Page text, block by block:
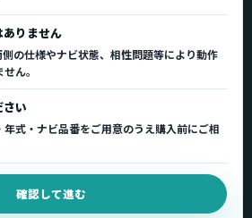
りません
の仕様やナビ状態、相性問題等により動作
ん。
い
式・ナビ品番をご用意のうえ購入前にご相
確認して進む
報 国内サポート窓口
使い方ガイド
Q&A・症状別サポート
起動不良復旧サービス